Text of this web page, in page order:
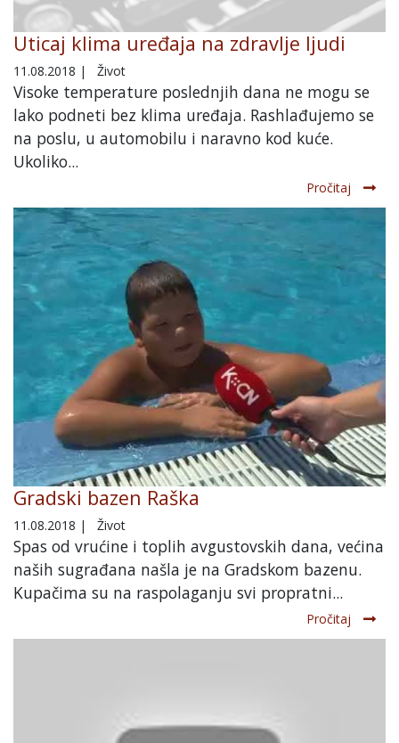
Uticaj klima uređaja na zdravlje ljudi
11.08.2018 | Život
Visoke temperature poslednjih dana ne mogu se
lako podneti bez klima uređaja. Rashlađujemo se
na poslu, u automobilu i naravno kod kuće.
Ukoliko...
Pročitaj
Gradski bazen Raška
11.08.2018 | Život
Spas od vrućine i toplih avgustovskih dana, većina
naših sugrađana našla je na Gradskom bazenu.
Kupačima su na raspolaganju svi propratni...
Pročitaj